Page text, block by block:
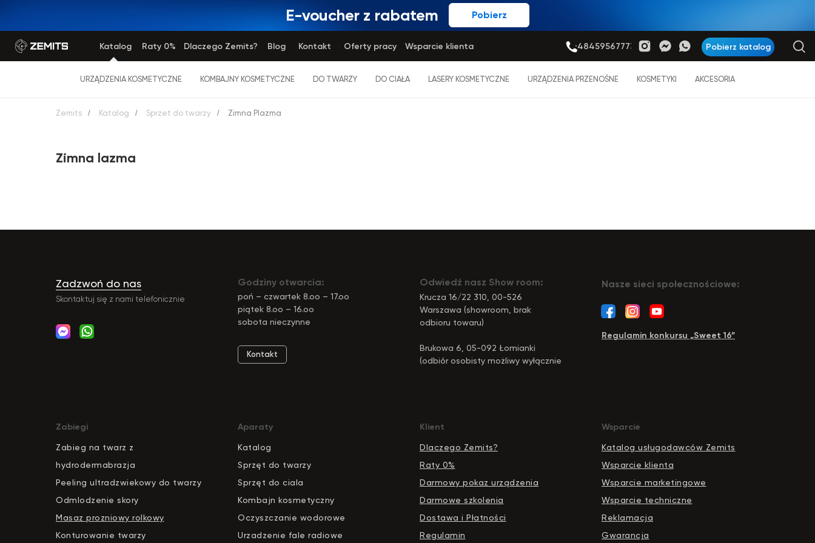
Pobierz
E-voucher z rabatem
Pobierz katalog
Katalog +48459567773
Blog
Raty 0% Dlaczego Zemits? Kontakt Oferty pracy Wsparcie klienta
URZĄDZENIA KOSMETYCZNE KOMBAJNY KOSMETYCZNE DO TWARZY DO CIAŁA LASERY KOSMETYCZNE URZĄDZENIA PRZENOŚNE KOSMETYKI AKCESORIA
Zemits / Katalog / Sprzet do twarzy / Zimna Plazma
Zimna lazma
Skontaktuj się z nami telefonicznie
Zadzwoń do nas Godziny otwarcia:
poń – czwartek 8.oo – 17.oo
piątek 8.oo – 16.oo
sobota nieczynne
Regulamin konkursu „Sweet 16”
Odwiedź nasz Show room:
Krucza 16/22 310, 00-526
Warszawa (showroom, brak
odbioru towaru)
Brukowa 6, 05-092 Łomianki
(odbiór osobisty możliwy wyłącznie
Kontakt
Nasze sieci społecznościowe:
Zabiegi
Zabieg na twarz z
hydrodermabrazja
Peeling ultradzwiekowy do twarzy
Odmlodzenie skory
Masaz prozniowy rolkowy
Konturowanie twarzy
Aparaty
Katalog
Sprzęt do twarzy
Sprzęt do ciala
Kombajn kosmetyczny
Oczyszczanie wodorowe
Urzadzenie fale radiowe
Klient
Dlaczego Zemits?
Raty 0%
Darmowy pokaz urządzenia
Darmowe szkolenia
Dostawa i Płatności
Regulamin
Wsparcie
Katalog usługodawców Zemits
Wsparcie klienta
Wsparcie marketingowe
Wsparcie techniczne
Reklamacja
Gwarancja